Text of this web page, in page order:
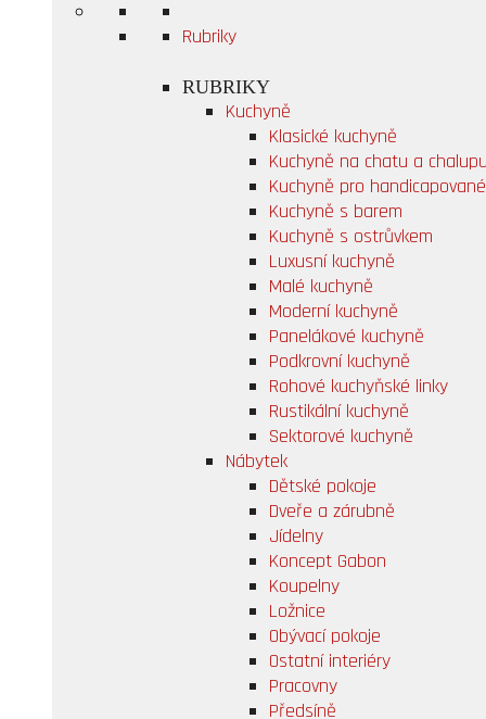
Rubriky
RUBRIKY
Kuchyně
Klasické kuchyně
Kuchyně na chatu a
Kuchyně pro handicapované
Kuchyně s barem
Kuchyně s ostrůvkem
Luxusní kuchyně
Malé kuchyně
Moderní kuchyně
Panelákové kuchyně
Podkrovní kuchyně
Rohové kuchyňské linky
Rustikální kuchyně
Sektorové kuchyně
Nábytek
Dětské pokoje
Dveře a zárubně
Jídelny
Koncept Gabon
Koupelny
Ložnice
Obývací pokoje
Ostatní interiéry
Pracovny
Předsíně